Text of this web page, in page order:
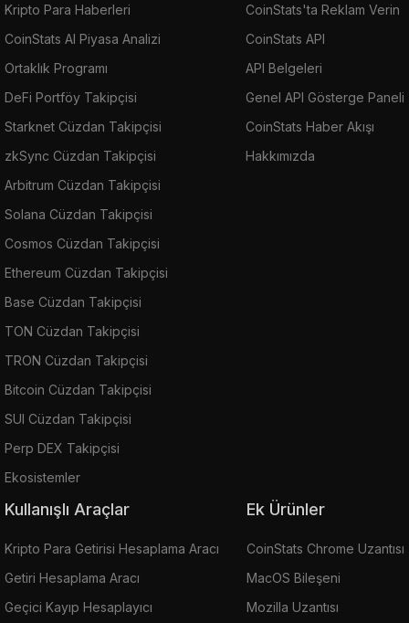
Kripto Para Haberleri
CoinStats AI Piyasa Analizi
Ortaklık Programı
DeFi Portföy Takipçisi
Starknet Cüzdan Takipçisi
zkSync Cüzdan Takipçisi
Arbitrum Cüzdan Takipçisi
Solana Cüzdan Takipçisi
Cosmos Cüzdan Takipçisi
Ethereum Cüzdan Takipçisi
Base Cüzdan Takipçisi
TON Cüzdan Takipçisi
TRON Cüzdan Takipçisi
Bitcoin Cüzdan Takipçisi
SUI Cüzdan Takipçisi
Perp DEX Takipçisi
Ekosistemler
CoinStats'ta Reklam Verin
CoinStats API
API Belgeleri
Genel API Gösterge Paneli
CoinStats Haber Akışı
Hakkımızda
Kullanışlı Araçlar
Kripto Para Getirisi Hesaplama Aracı
Getiri Hesaplama Aracı
Geçici Kayıp Hesaplayıcı
Ek Ürünler
CoinStats Chrome Uzantısı
MacOS Bileşeni
Mozilla Uzantısı